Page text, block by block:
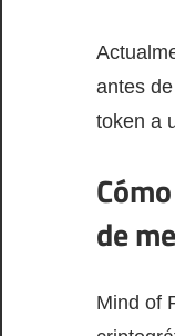
antes
token a
de
Mind of